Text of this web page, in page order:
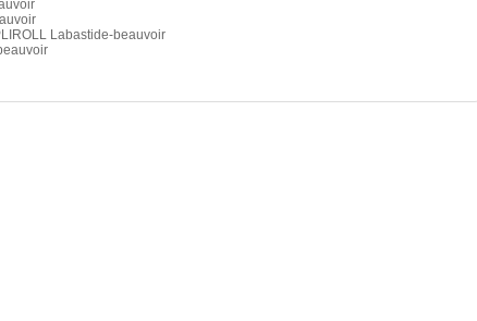
Labastide-beauvoir